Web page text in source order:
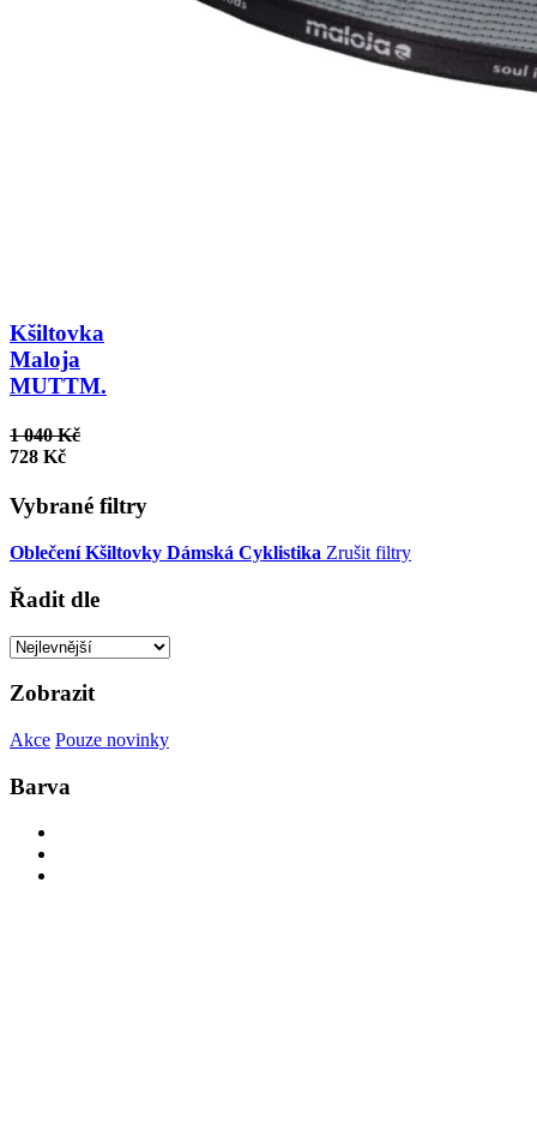
Kšiltovka
Maloja
MUTTM.
1 040 Kč
728 Kč
Vybrané filtry
Oblečení Kšiltovky Dámská Cyklistika Zrušit filtry
Řadit dle
Zobrazit
Akce Pouze novinky
Barva